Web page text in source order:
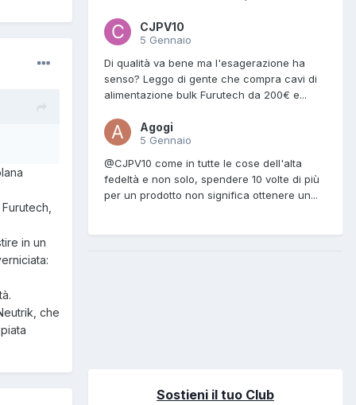
in un
che
CJPV10
5 Gennaio
Di qualità va bene ma l'esagerazione ha
senso? Leggo di gente che compra cavi di
alimentazione bulk Furutech da 200€ e...
Agogi
5 Gennaio
@CJPV10 come in tutte le cose dell'alta
fedeltà e non solo, spendere 10 volte di più
per un prodotto non significa ottenere un...
Sostieni il tuo Club